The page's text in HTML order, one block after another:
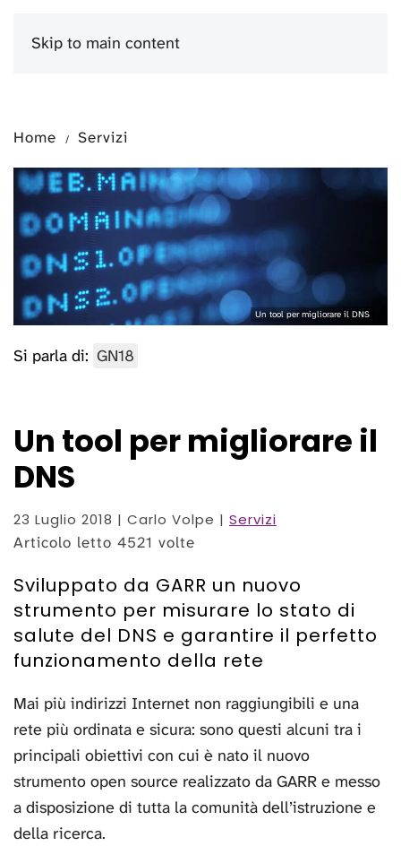
Skip to main content
Home Servizi
Un tool per migliorare il DNS
Si parla di: GN18
Un tool per migliorare il
DNS
23 Luglio 2018 | Carlo Volpe | Servizi
Articolo letto 4521 volte
Sviluppato da GARR un nuovo
strumento per misurare lo stato di
salute del DNS e garantire il perfetto
funzionamento della rete
Mai più indirizzi Internet non raggiungibili e una
rete più ordinata e sicura: sono questi alcuni tra i
principali obiettivi con cui è nato il nuovo
strumento open source realizzato da GARR e messo
a disposizione di tutta la comunità dell’istruzione e
della ricerca.